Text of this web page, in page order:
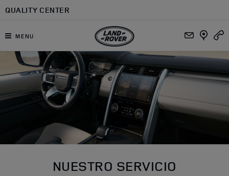
Ir al contenido principal
QUALITY CENTER
MENU
NUESTRO SERVICIO